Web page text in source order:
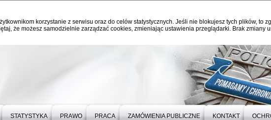
korzystanie z serwisu oraz do celów statystycznych. Jeśli nie blokujesz tych plików, to
że możesz samodzielnie zarządzać cookies, zmieniając ustawienia przeglądarki. Brak zmiany
STATYSTYKA PRAWO PRACA ZAMÓWIENIA PUBLICZNE KONTAKT